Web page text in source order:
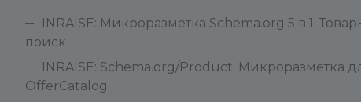
INRAISE: Микроразметка Schema.org 5 в 1.
поиск
INRAISE: Schema.org/Product. Микроразметка
OfferCatalog